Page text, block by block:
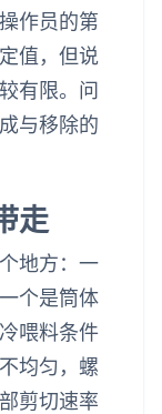
作员的第
值，但说
有限。问
与移除的
走
地方：一
个是筒体
喂料条件
均匀，螺
剪切速率